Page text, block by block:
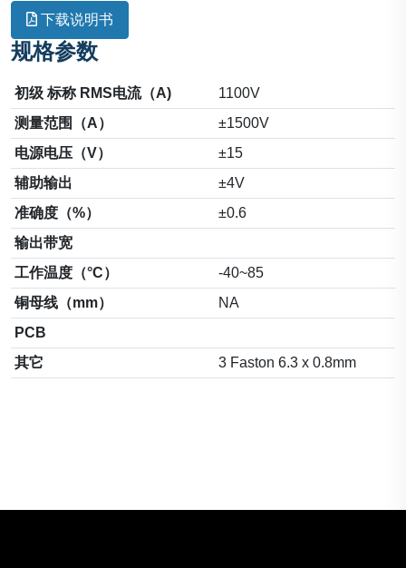
下载说明书
规格参数
初级 标称 RMS电流（A)
1100V
测量范围（A）
±1500V
电源电压（V）
±15
辅助输出
±4V
准确度（%）
±0.6
输出带宽
工作温度（°C）
-40~85
铜母线（mm）
NA
PCB
其它
3 Faston 6.3 x 0.8mm